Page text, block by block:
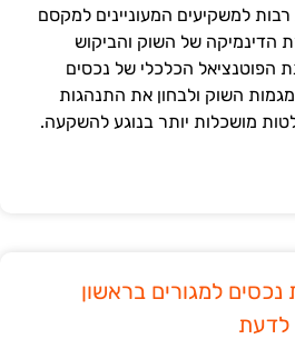
למשקיעים המעוניינים למקסם
הדינמיקה של השוק והביקוש
הפוטנציאל הכלכלי של נכסים
השוק ולבחון את התנהגות
מושכלות יותר בנוגע להשקעה.
למגורים בראשון
לדעת